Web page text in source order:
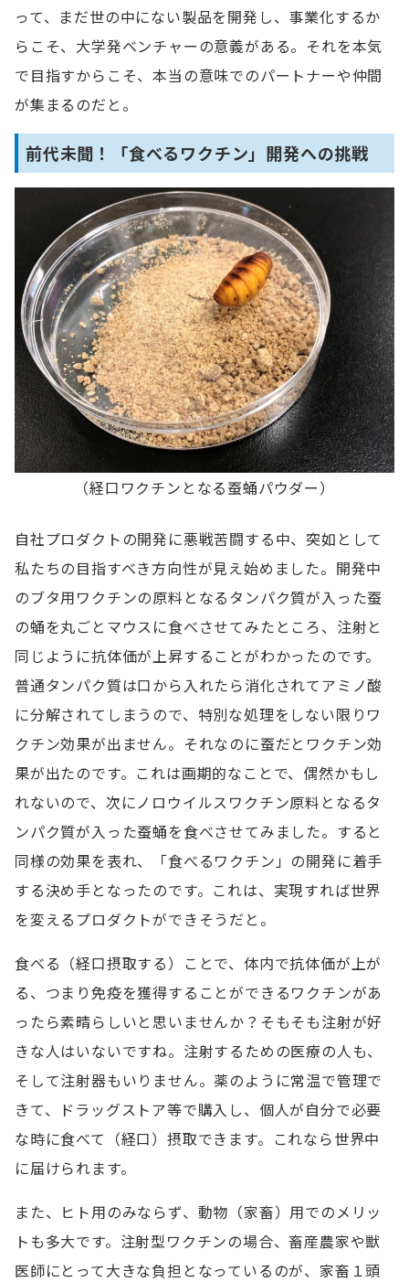
って、まだ世の中にない製品を開発し、事業化するか
らこそ、大学発ベンチャーの意義がある。それを本気
で目指すからこそ、本当の意味でのパートナーや仲間
が集まるのだと。
前代未聞！「食べるワクチン」開発への挑戦
（経口ワクチンとなる蚕蛹パウダー）
自社プロダクトの開発に悪戦苦闘する中、突如として
私たちの目指すべき方向性が見え始めました。開発中
のブタ用ワクチンの原料となるタンパク質が入った蚕
の蛹を丸ごとマウスに食べさせてみたところ、注射と
同じように抗体価が上昇することがわかったのです。
普通タンパク質は口から入れたら消化されてアミノ酸
に分解されてしまうので、特別な処理をしない限りワ
クチン効果が出ません。それなのに蚕だとワクチン効
果が出たのです。これは画期的なことで、偶然かもし
れないので、次にノロウイルスワクチン原料となるタ
ンパク質が入った蚕蛹を食べさせてみました。すると
同様の効果を表れ、「食べるワクチン」の開発に着手
する決め手となったのです。これは、実現すれば世界
を変えるプロダクトができそうだと。
食べる（経口摂取する）ことで、体内で抗体価が上が
る、つまり免疫を獲得することができるワクチンがあ
ったら素晴らしいと思いませんか？そもそも注射が好
きな人はいないですね。注射するための医療の人も、
そして注射器もいりません。薬のように常温で管理で
きて、ドラッグストア等で購入し、個人が自分で必要
な時に食べて（経口）摂取できます。これなら世界中
に届けられます。
また、ヒト用のみならず、動物（家畜）用でのメリッ
トも多大です。注射型ワクチンの場合、畜産農家や獣
医師にとって大きな負担となっているのが、家畜１頭